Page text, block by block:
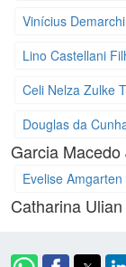
Vinícius
Lino Castellani
Celi Nelza Zulke
Douglas da
Garcia Macedo
Evelise
Catharina